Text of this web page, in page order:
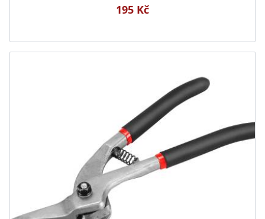
195 Kč